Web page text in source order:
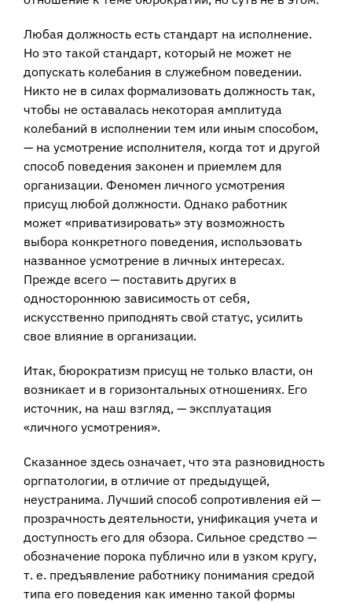
Любая должность есть стандарт на исполнение.
Но это такой стандарт, который не может не
допускать колебания в служебном поведении.
Никто не в силах формализовать должность так,
чтобы не оставалась некоторая амплитуда
колебаний в исполнении тем или иным способом,
— на усмотрение исполнителя, когда тот и другой
способ поведения законен и приемлем для
организации. Феномен личного усмотрения
присущ любой должности. Однако работник
может «приватизировать» эту возможность
выбора конкретного поведения, использовать
названное усмотрение в личных интересах.
Прежде всего — поставить других в
одностороннюю зависимость от себя,
искусственно приподнять свой статус, усилить
свое влияние в организации.
Итак, бюрократизм присущ не только власти, он
возникает и в горизонтальных отношениях. Его
источник, на наш взгляд, — эксплуатация
«личного усмотрения».
Сказанное здесь означает, что эта разновидность
оргпатологии, в отличие от предыдущей,
неустранима. Лучший способ сопротивления ей —
прозрачность деятельности, унификация учета и
доступность его для обзора. Сильное средство —
обозначение порока публично или в узком кругу,
т. е. предъявление работнику понимания средой
типа его поведения как именно такой формы